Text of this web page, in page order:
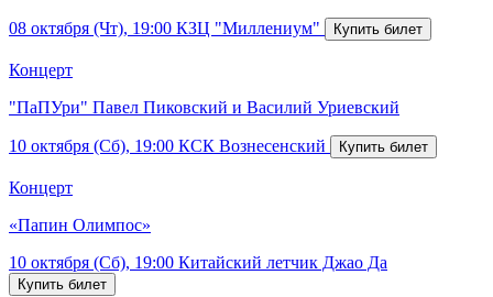
08 октября (Чт), 19:00 КЗЦ "Миллениум"
Концерт
"ПаПУри" Павел Пиковский и Василий Уриевский
10 октября (Сб), 19:00 КСК Вознесенский
Концерт
«Папин Олимпос»
10 октября (Сб), 19:00 Китайский летчик Джао Да